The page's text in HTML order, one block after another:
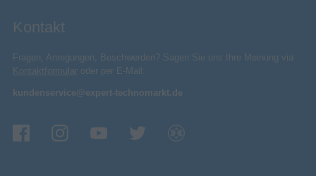
Kontakt
Fragen, Anregungen, Beschwerden? Sagen Sie uns Ihre Meinung via
Kontaktformular oder per E-Mail:
kundenservice@expert-technomarkt.de